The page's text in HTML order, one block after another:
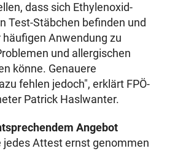
dass sich Ethylenoxid-
Test-Stäbchen befinden und
Anwendung zu
und allergischen
könne. Genauere
fehlen jedoch", erklärt FPÖ-
Patrick Haslwanter.
Angebot
jedes Attest ernst genommen